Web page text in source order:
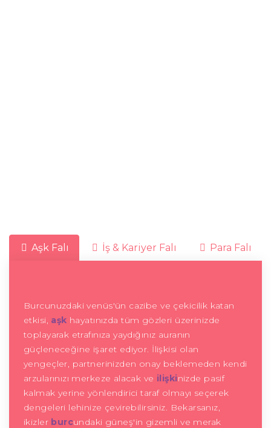
Aşk Falı İş & Kariyer Falı Para Falı
Burcunuzdaki venüs'ün cazibe ve çekicilik katan
etkisi, aşk hayatınızda tüm gözleri üzerinizde
toplayarak etrafınıza yaydığınız auranın
güçleneceğine işaret ediyor. İlişkisi olan
yengeçler, partnerinizden onay beklemeden kendi
arzularınızı merkeze alacak ve ilişkinizde pasif
kalmak yerine yönlendirici taraf olmayı seçerek
dengeleri lehinize çevirebilirsiniz. Bekarsanız,
ikizler burcundaki güneş'in gizemli ve merak